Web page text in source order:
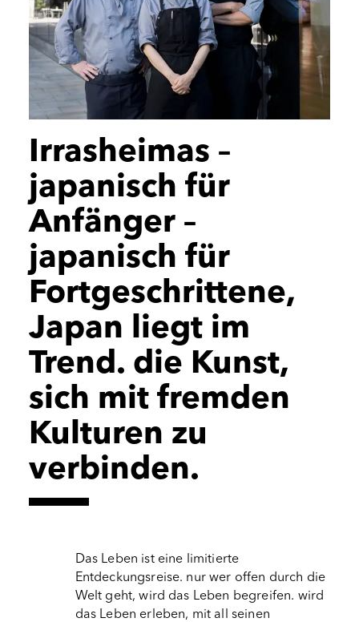
Irrasheimas –
japanisch für
Anfänger –
japanisch für
Fortgeschrittene,
Japan liegt im
Trend. die Kunst,
sich mit fremden
Kulturen zu
verbinden.
Das Leben ist eine limitierte
Entdeckungsreise. nur wer offen durch die
Welt geht, wird das Leben begreifen. wird
das Leben erleben, mit all seinen